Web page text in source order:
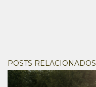
POSTS RELACIONADOS